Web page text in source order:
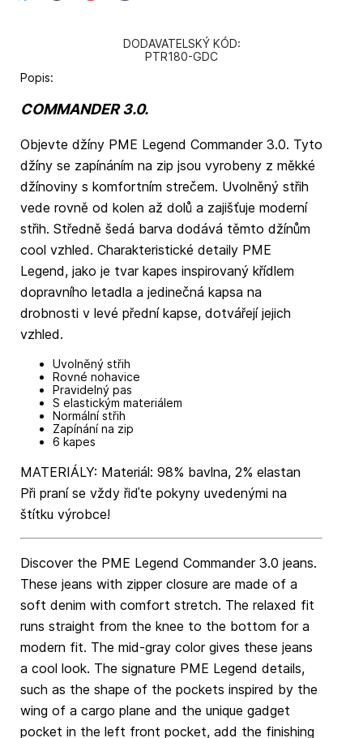
DODAVATELSKÝ KÓD:
PTR180-GDC
Popis:
COMMANDER 3.0.
Objevte džíny PME Legend Commander 3.0. Tyto
džíny se zapínáním na zip jsou vyrobeny z měkké
džínoviny s komfortním strečem. Uvolněný střih
vede rovně od kolen až dolů a zajišťuje moderní
střih. Středně šedá barva dodává těmto džínům
cool vzhled. Charakteristické detaily PME
Legend, jako je tvar kapes inspirovaný křídlem
dopravního letadla a jedinečná kapsa na
drobnosti v levé přední kapse, dotvářejí jejich
vzhled.
Uvolněný střih
Rovné nohavice
Pravidelný pas
S elastickým materiálem
Normální střih
Zapínání na zip
6 kapes
MATERIÁLY: Materiál: 98% bavlna, 2% elastan
Při praní se vždy řiďte pokyny uvedenými na
štítku výrobce!
Discover the PME Legend Commander 3.0 jeans.
These jeans with zipper closure are made of a
soft denim with comfort stretch. The relaxed fit
runs straight from the knee to the bottom for a
modern fit. The mid-gray color gives these jeans
a cool look. The signature PME Legend details,
such as the shape of the pockets inspired by the
wing of a cargo plane and the unique gadget
pocket in the left front pocket, add the finishing